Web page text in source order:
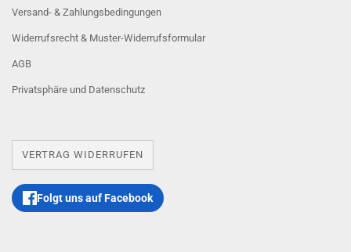
Versand- & Zahlungsbedingungen
Widerrufsrecht & Muster-Widerrufsformular
AGB
Privatsphäre und Datenschutz
VERTRAG WIDERRUFEN
Folgt uns auf Facebook